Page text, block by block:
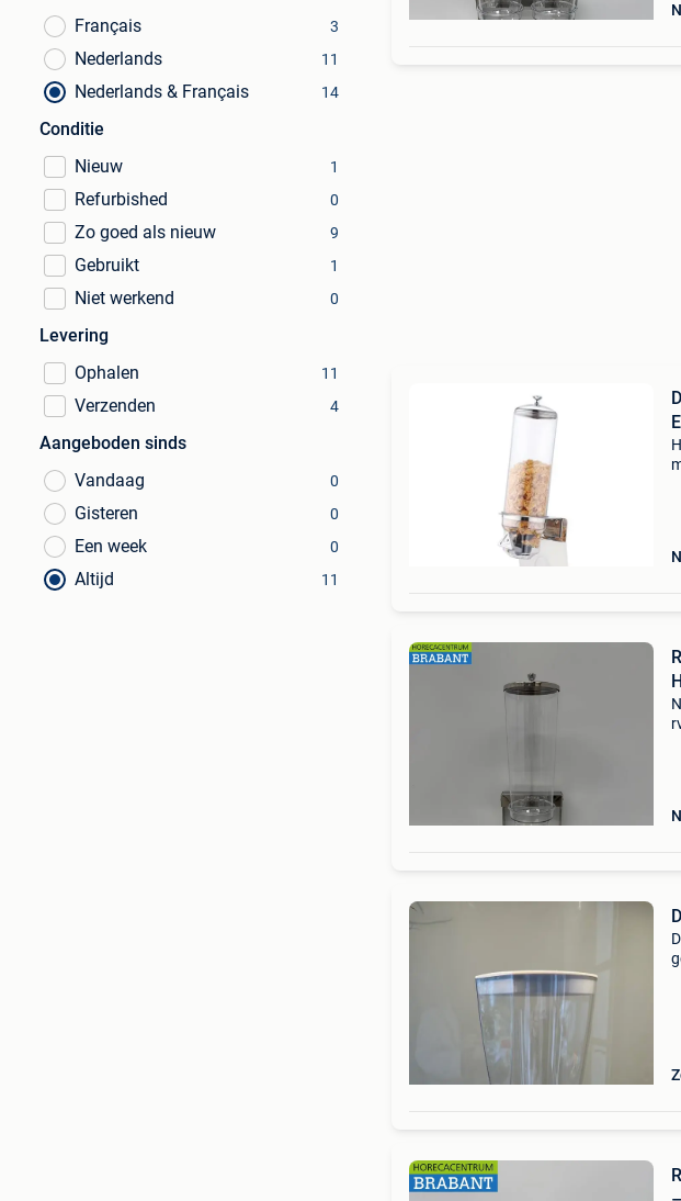
Français
3
Nederlands 11
Nederlands & Français 14
Conditie
Nieuw
1
Refurbished 0
Zo goed als nieuw 9
Gebruikt 1
Niet werkend 0
Levering
Ophalen
11
Verzenden 4
Aangeboden sinds
Vandaag
0
Gisteren 0
Een week 0
Altijd 11